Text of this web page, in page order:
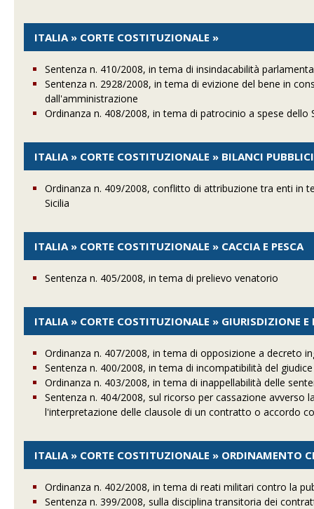
ITALIA » CORTE COSTITUZIONALE »
Sentenza n. 410/2008, in tema di insindacabilità
Sentenza n. 2928/2008, in tema di evizione del bene in
dall'amministrazione
Ordinanza n. 408/2008, in tema di patrocinio a spese dello
ITALIA » CORTE COSTITUZIONALE » BILANCI
Ordinanza n. 409/2008, conflitto di attribuzione tra enti in
Sicilia
ITALIA » CORTE COSTITUZIONALE » CACCIA E PESCA
Sentenza n. 405/2008, in tema di prelievo venatorio
ITALIA » CORTE COSTITUZIONALE » GIURISDIZIONE E
Ordinanza n. 407/2008, in tema di opposizione a decreto
Sentenza n. 400/2008, in tema di incompatibilità del
Ordinanza n. 403/2008, in tema di inappellabilità delle
Sentenza n. 404/2008, sul ricorso per cassazione
l'interpretazione delle clausole di un contratto o accordo
ITALIA » CORTE COSTITUZIONALE » ORDINAMENTO
Ordinanza n. 402/2008, in tema di reati militari contro la
Sentenza n. 399/2008, sulla disciplina transitoria dei